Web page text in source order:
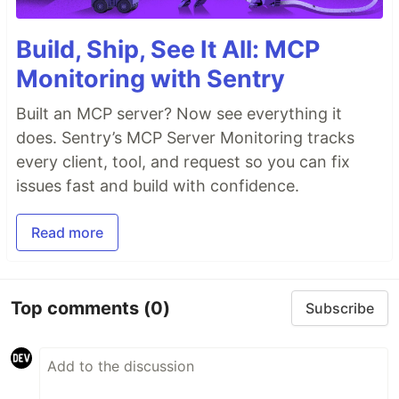
Build, Ship, See It All: MCP
Monitoring with Sentry
Built an MCP server? Now see everything it
does. Sentry’s MCP Server Monitoring tracks
every client, tool, and request so you can fix
issues fast and build with confidence.
Read more
Top comments (0) Subscribe